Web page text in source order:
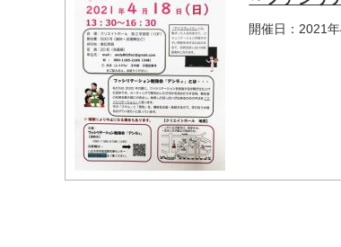
開催日：2021
マイメディア検索